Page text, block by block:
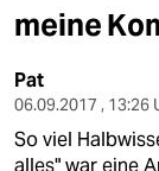
kultur
sport
berlin
meine
Pat
06.09.2017 , 13:26
So viel
alles" war eine